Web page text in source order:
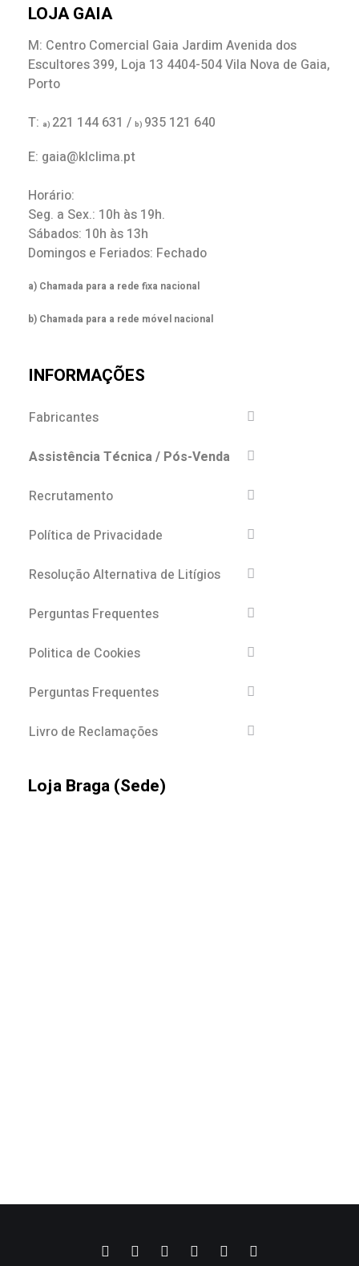
LOJA GAIA
M: Centro Comercial Gaia Jardim Avenida dos
Escultores 399, Loja 13 4404-504 Vila Nova de Gaia,
Porto
T: a) 221 144 631 / b) 935 121 640
E: gaia@klclima.pt
Horário:
Seg. a Sex.: 10h às 19h.
Sábados: 10h às 13h
Domingos e Feriados: Fechado
a) Chamada para a rede fixa nacional
b) Chamada para a rede móvel nacional
INFORMAÇÕES
Fabricantes
Assistência Técnica / Pós-Venda
Recrutamento
Política de Privacidade
Resolução Alternativa de Litígios
Perguntas Frequentes
Politica de Cookies
Perguntas Frequentes
Livro de Reclamações
Loja Braga (Sede)